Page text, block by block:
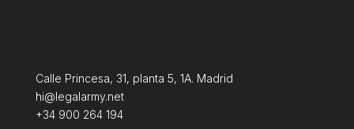
Calle Princesa, 31, planta 5, 1A. Madrid
hi@legalarmy.net
+34 900 264 194